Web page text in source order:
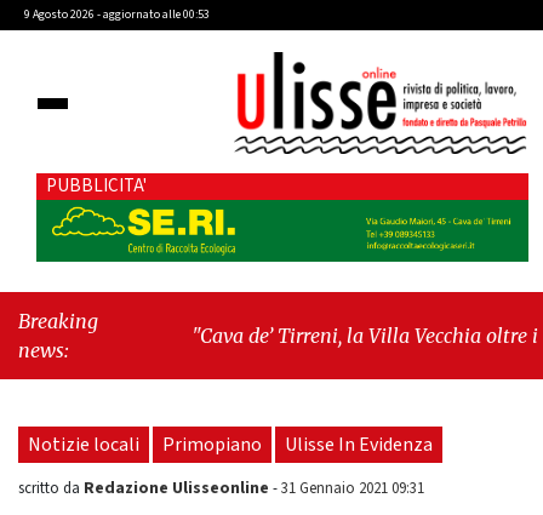
9 Agosto 2026 - aggiornato alle 00:53
PUBBLICITA'
Breaking
news:
"Cava de’ Tirreni, la Villa Vecchia oltre i
seduta consiliare: “Serve chiarezza!”"
Notizie locali Primopiano Ulisse In Evidenza
scritto da Redazione Ulisseonline -31 Gennaio 2021 09:31